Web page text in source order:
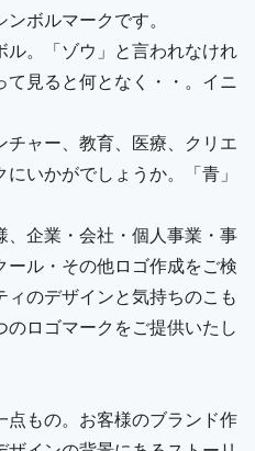
ボルマークです。
。「ゾウ」と言われなけれ
見ると何となく・・。イニ
ャー、教育、医療、クリエ
いかがでしょうか。「青」
、企業・会社・個人事業・事
ル・その他ロゴ作成をご検
のデザインと気持ちのこも
ロゴマークをご提供いたし
もの。お客様のブランド作